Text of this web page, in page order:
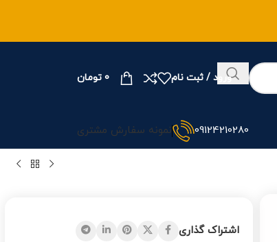
ورود / ثبت نام 0 تومان
09124210280 نمونه سفارش مشتری
اشتراک گذاری